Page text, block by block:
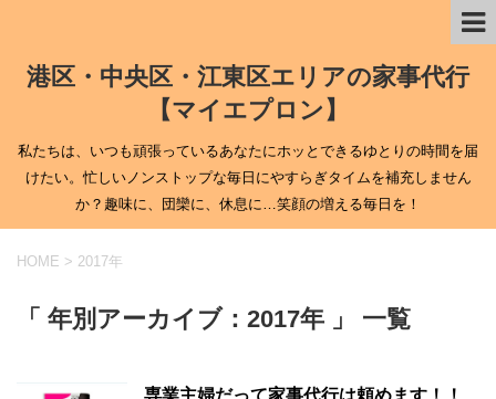
港区・中央区・江東区エリアの家事代行
【マイエプロン】
私たちは、いつも頑張っているあなたにホッとできるゆとりの時間を届
けたい。忙しいノンストップな毎日にやすらぎタイムを補充しません
か？趣味に、団欒に、休息に…笑顔の増える毎日を！
HOME > 2017年
「 年別アーカイブ：2017年 」 一覧
専業主婦だって家事代行は頼めます！！